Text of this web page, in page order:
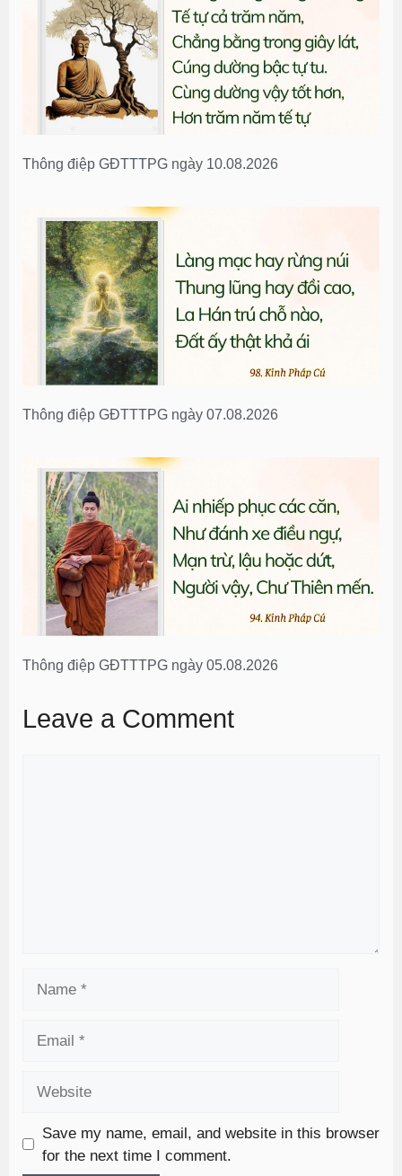
Thông điệp GĐTTTPG ngày 10.08.2026
Thông điệp GĐTTTPG ngày 07.08.2026
Thông điệp GĐTTTPG ngày 05.08.2026
Leave a Comment
Save my name, email, and website in this browser
for the next time I comment.